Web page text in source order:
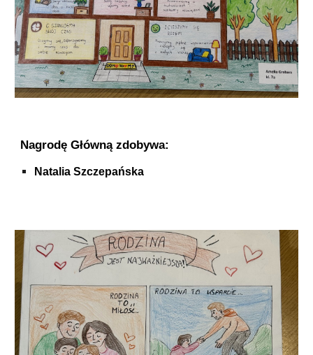
Nagrodę Główną zdobywa:
Natalia Szczepańska